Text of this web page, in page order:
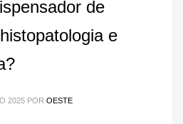
de
e
2025 POR OESTE